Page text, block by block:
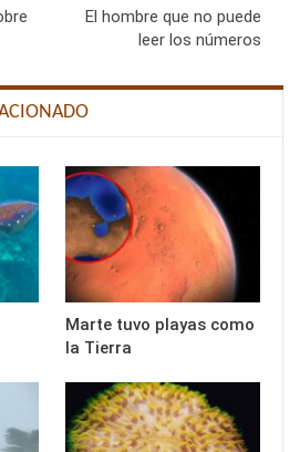
El hombre que no puede
leer los números
Marte tuvo playas como
la Tierra